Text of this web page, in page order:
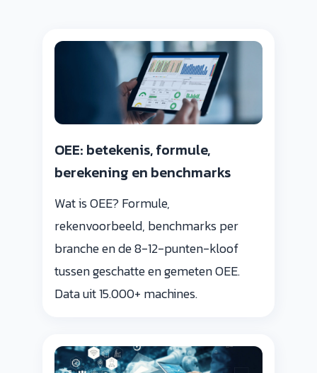
OEE: betekenis, formule,
berekening en benchmarks
Wat is OEE? Formule,
rekenvoorbeeld, benchmarks per
branche en de 8-12-punten-kloof
tussen geschatte en gemeten OEE.
Data uit 15.000+ machines.